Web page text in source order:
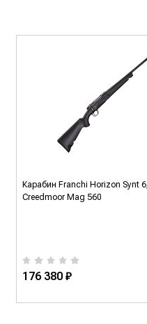
Карабин Franchi Horizon Synt
Creedmoor Mag 560
176 380 ₽